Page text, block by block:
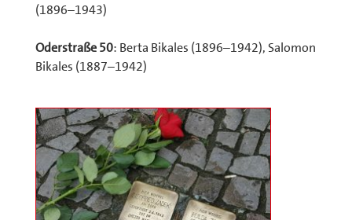
(1896–1943)
Oderstraße 50: Berta Bikales (1896–1942), Salomon
Bikales (1887–1942)